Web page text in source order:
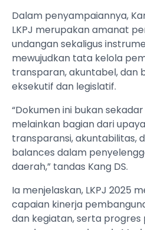
Dalam penyampaiannya,
LKPJ merupakan amanat
undangan sekaligus
mewujudkan tata kelola
transparan, akuntabel, dan
eksekutif dan legislatif.
“Dokumen ini bukan
melainkan bagian dari
transparansi, akuntabilitas,
balances dalam
daerah,” tandas Kang DS.
Ia menjelaskan, LKPJ 2025
capaian kinerja
dan kegiatan, serta progres